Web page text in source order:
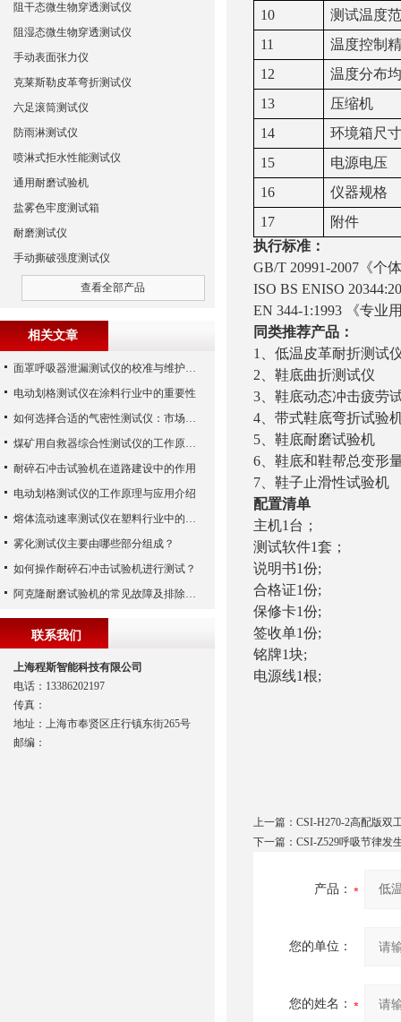
10
测试温度
11
温度控制
12
温度分布
13
压缩机
14
环境箱尺寸
1 5
电源电压
16
仪器规格
1 7
附件
执行标准：
GB/T 20991-2007《个
ISO BS ENISO
EN 344-1:1993 《专业
同类推荐产品：
1、 低温皮革耐折测试
2、 鞋底曲折测试仪
3、 鞋底动态冲击疲劳
4、 带式鞋底弯折试验
5、 鞋底耐磨试验机
6、 鞋底和鞋帮总变形
7、 鞋子止滑性试验机
配置清单
主机1台；
测试软件1套；
说明书1份;
合格证1份;
保修卡1份;
签收单1份;
铭牌1块;
电源线1根;
上一篇： CSI-H270-2高配版双
下一篇： CSI-Z529呼吸节律发
产品：
您的单位：
您的姓名：
阻干态微生物穿透测试仪
阻湿态微生物穿透测试仪
手动表面张力仪
克莱斯勒皮革弯折测试仪
六足滚筒测试仪
防雨淋测试仪
喷淋式拒水性能测试仪
通用耐磨试验机
盐雾色牢度测试箱
耐磨测试仪
手动撕破强度测试仪
查看全部产品
相关文章
面罩呼吸器泄漏测试仪的校准与维护技巧
电动划格测试仪在涂料行业中的重要性
如何选择合适的气密性测试仪：市场指南
煤矿用自救器综合性测试仪的工作原理与功能解析
耐碎石冲击试验机在道路建设中的作用
电动划格测试仪的工作原理与应用介绍
熔体流动速率测试仪在塑料行业中的应用
雾化测试仪主要由哪些部分组成？
如何操作耐碎石冲击试验机进行测试？
阿克隆耐磨试验机的常见故障及排除方法
联系我们
上海程斯智能科技有限公司
电话：13386202197
传真：
地址：上海市奉贤区庄行镇东街265号
邮编：